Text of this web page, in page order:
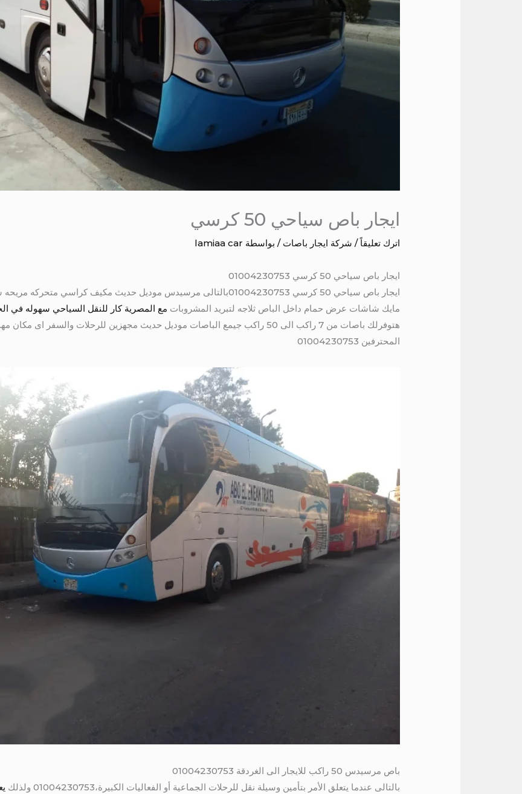
ايجار باص سياحي 50 كرسي
اترك تعليقاً / شركة ايجار باصات / بواسطة lamiaa car
ايجار باص سياحي 50 كرسي 01004230753
ايجار باص سياحي 50 كرسي 01004230753بالتالى مرسيدس موديل حديث مكيف
مايك شاشات عرض حمام داخل الباص ثلاجه لتبريد المشروبات مع المصرية كار للنقل السياحي سهوله في
هتوفرلك باصات من 7 راكب الى 50 راكب جيمع الباصات موديل حديث مجهزين للرحلات والسفر
المحترفين 01004230753
باص مرسيدس 50 راكب للايجار الى الغردقة 01004230753
بالتالى عندما يتعلق الأمر بتأمين وسيلة نقل للرحلات الجماعية أو الفعاليات الكبيرة،01004230753 ولذلك